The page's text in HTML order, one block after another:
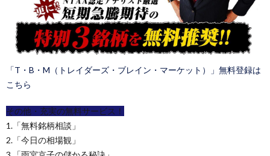
「T・B・M（トレイダーズ・ブレイン・マーケット）」無料登録は
こちら
その他・充実の無料サービス！
1.「無料銘柄相談」
2.「今日の相場観」